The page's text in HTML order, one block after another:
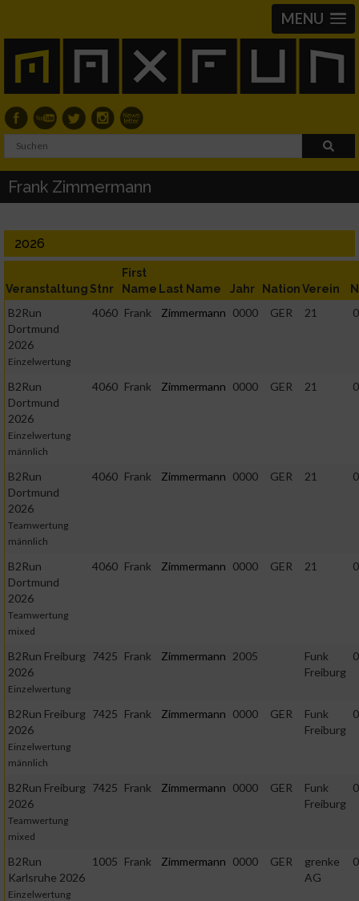
MENU
Frank Zimmermann
2026
Veranstaltung Stnr
First
Name Last Name Jahr NationVerein
B2Run
Dortmund
2026
Einzelwertung
4060 Frank Zimmermann 0000 GER 21
B2Run
Dortmund
2026
Einzelwertung
männlich
4060 Frank Zimmermann 0000 GER 21
B2Run
Dortmund
2026
Teamwertung
männlich
4060 Frank Zimmermann 0000 GER 21
B2Run
Dortmund
2026
Teamwertung
mixed
4060 Frank Zimmermann 0000 GER 21
B2Run Freiburg
2026
Einzelwertung
7425 Frank Zimmermann 2005
Funk
Freiburg
B2Run Freiburg
2026
Einzelwertung
männlich
7425 Frank Zimmermann 0000 GER
Funk
Freiburg
B2Run Freiburg
2026
Teamwertung
mixed
7425 Frank Zimmermann 0000 GER
Funk
Freiburg
B2Run
Karlsruhe 2026
Einzelwertung
1005 Frank Zimmermann 0000 GER
grenke
AG